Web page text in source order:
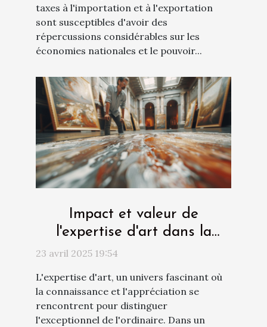
taxes à l'importation et à l'exportation
sont susceptibles d'avoir des
répercussions considérables sur les
économies nationales et le pouvoir...
Impact et valeur de
l'expertise d'art dans la
sélection d’œuvres uniques
23 avril 2025 19:54
L'expertise d'art, un univers fascinant où
la connaissance et l'appréciation se
rencontrent pour distinguer
l'exceptionnel de l'ordinaire. Dans un